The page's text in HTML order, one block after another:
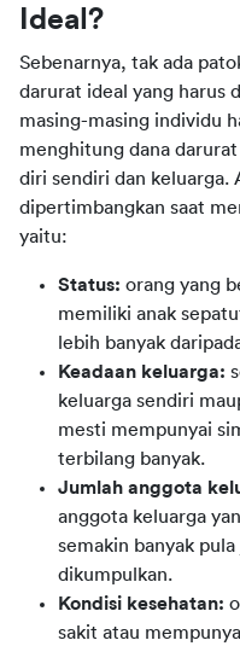
Ideal?
Sebenarnya, tak ada
darurat ideal yang harus
masing-masing individu
menghitung dana
diri sendiri dan keluarga.
dipertimbangkan saat
yaitu:
Status: orang yang
memiliki anak
lebih banyak
Keadaan keluarga:
keluarga sendiri
mesti mempunyai
terbilang banyak.
Jumlah anggota
anggota keluarga
semakin banyak
dikumpulkan.
Kondisi kesehatan:
sakit atau